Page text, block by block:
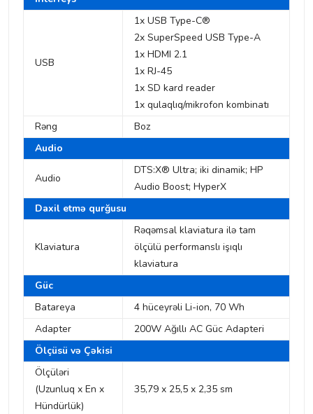
USB
1x USB Type-C®
2x SuperSpeed USB Type-A
1x HDMI 2.1
1x RJ-45
1x SD kard reader
1x qulaqlıq/mikrofon kombinatı
Rəng
Boz
Audio
Audio
DTS:X® Ultra; iki dinamik; HP
Audio Boost; HyperX
Daxil etmə qurğusu
Klaviatura
Rəqəmsal klaviatura ilə tam
ölçülü performanslı işıqlı
klaviatura
Güc
Batareya
4 hüceyrəli Li-ion, 70 Wh
Adapter
200W Ağıllı AC Güc Adapteri
Ölçüsü və Çəkisi
Ölçüləri
(Uzunluq x En x
Hündürlük)
35,79 x 25,5 x 2,35 sm